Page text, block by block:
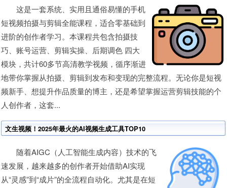
这是一套系统、实用且通俗易懂的手机
短视频拍摄与剪辑全能课程，适合零基础到
进阶的创作者学习。本课程共包含拍摄技
巧、账号运营、剪辑实操、后期调色 四大
模块，共计60多节高清教学视频，循序渐进
地带你掌握从拍摄、剪辑到发布和变现的完整流程。无论你是短视
频新手、想提升作品质量的博主，还是希望掌握运营剪辑技能的个
人创作者，这套...
文生视频！2025年最火的AI视频生成工具TOP10
随着AIGC（人工智能生成内容）技术的飞
速发展，越来越多的创作者开始借助AI实现
从“灵感”到“成片”的全流程自动化。尤其是在短